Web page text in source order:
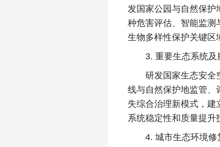
发国家公园与自然保护
种危害评估、智能监测
生物多样性保护关键区
3. 重要生态系统及
研发国家生态安全空
线与自然保护地监管、
失综合治理新模式，
系统稳定性和质量提
4. 城市生态环境修